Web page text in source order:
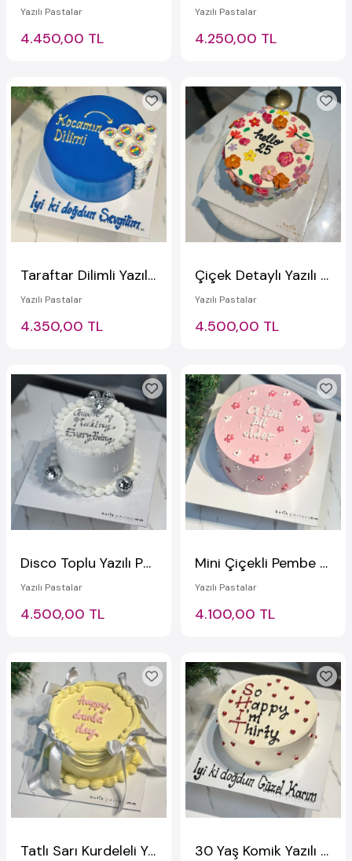
Yazılı Pastalar
4.450,00 TL
Yazılı Pastalar
4.250,00 TL
Taraftar Dilimli Yazılı Pasta
Yazılı Pastalar
4.350,00 TL
Çiçek Detaylı Yazılı Pasta
Yazılı Pastalar
4.500,00 TL
Disco Toplu Yazılı Pasta
Yazılı Pastalar
4.500,00 TL
Mini Çiçekli Pembe Yazılı Pasta
Yazılı Pastalar
4.100,00 TL
Tatlı Sarı Kurdeleli Yazılı Pasta 30 Yaş Komik Yazılı Pasta